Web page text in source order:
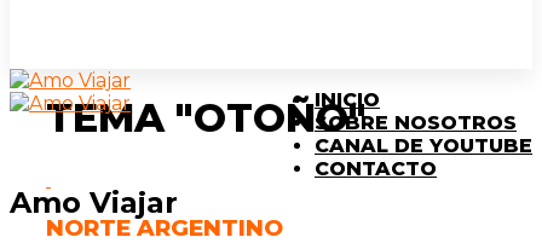
Amo Viajar
INICIO
SOBRE NOSOTROS
CANAL DE YOUTUBE
CONTACTO
TEMA "OTOÑO"
NORTE ARGENTINO